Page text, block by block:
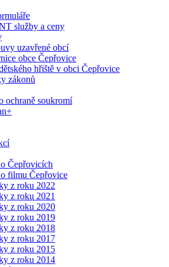
služby a ceny
uzavřené obcí
obce Čepřovice
hřiště v obci Čepřovice
zákonů
ochraně soukromí
Čepřovicích
filmu Čepřovice
z roku 2022
z roku 2021
z roku 2020
z roku 2019
z roku 2018
z roku 2017
z roku 2015
z roku 2014